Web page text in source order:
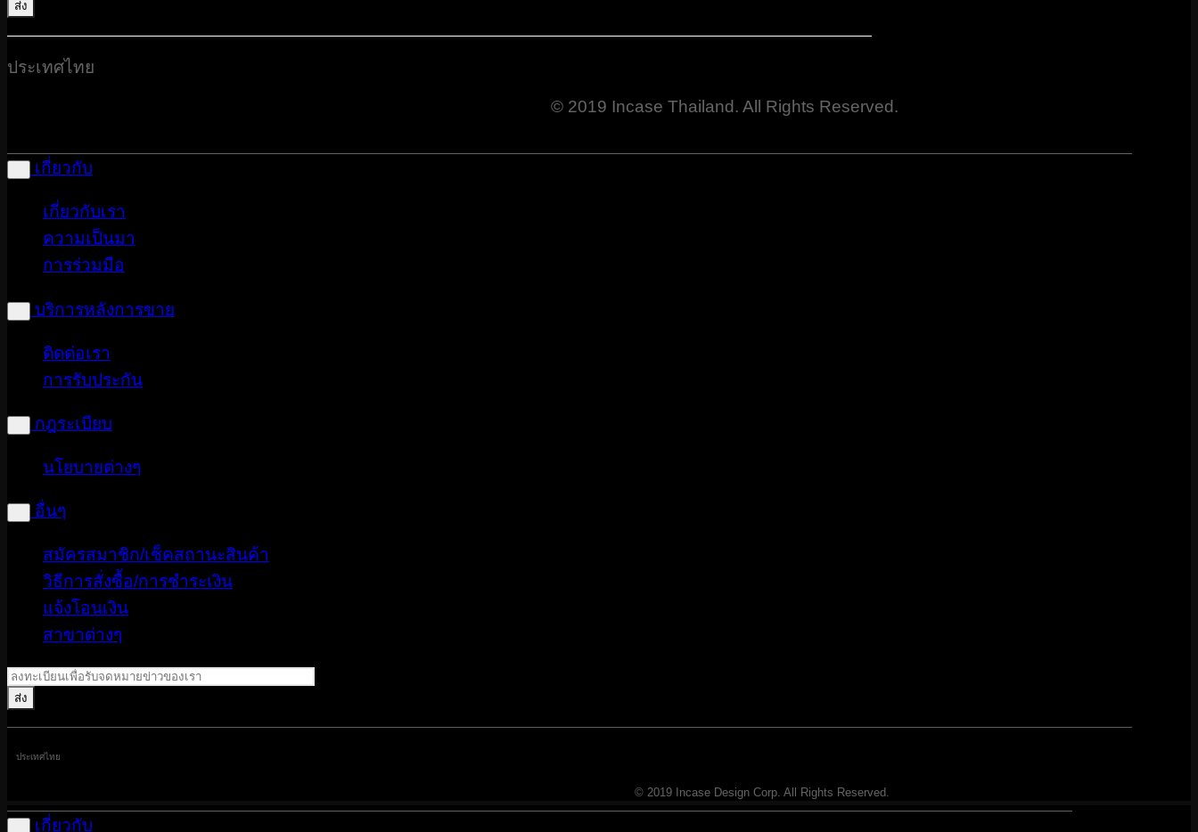
ประเทศไทย
© 2019 Incase Thailand. All Rights Reserved.
เกี่ยวกับ
เกี่ยวกับเรา
ความเป็นมา
การร่วมมือ
บริการหลังการขาย
ติดต่อเรา
การรับประกัน
กฎระเบียบ
นโยบายต่างๆ
อื่นๆ
สมัครสมาชิก/เช็คสถานะสินค้า
วิธีการสั่งซื้อ/การชำระเงิน
แจ้งโอนเงิน
สาขาต่างๆ
ประเทศไทย
© 2019 Incase Design Corp. All Rights Reserved.
เกี่ยวกับ